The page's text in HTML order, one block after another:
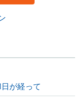
が経って